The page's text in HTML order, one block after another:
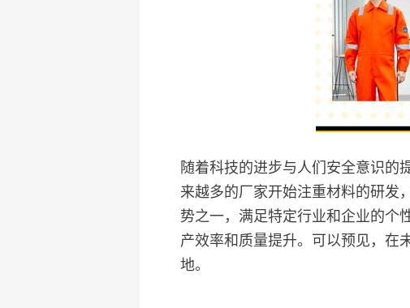
随着科技的进步与人们安全意识的
来越多的厂家开始注重材料的研发
势之一，满足特定行业和企业的个
产效率和质量提升。可以预见，在
地。